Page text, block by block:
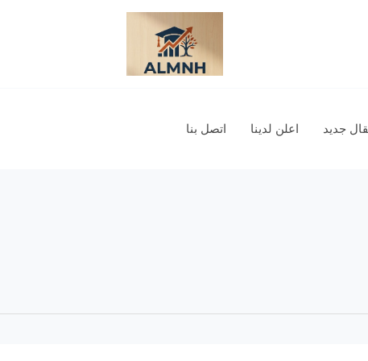
جديد اعلن لدينا اتصل بنا